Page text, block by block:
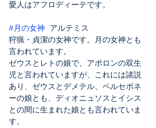
愛人はアフロディーテです。
#月の女神 アルテミス
狩猟・貞潔の女神です。月の女神とも
言われています。
ゼウスとレトの娘で、アポロンの双生
児と言われていますが、これには諸説
あり、ゼウスとデメテル、ペルセポネ
ーの娘とも、ディオニュソスとイシス
との間に生まれた娘とも言われていま
す。